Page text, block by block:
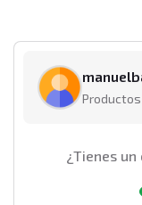
Productos
¿Tienes un